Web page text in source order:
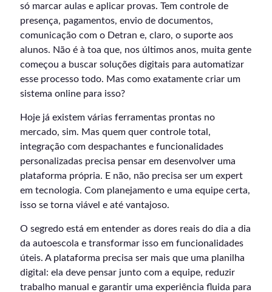
só marcar aulas e aplicar provas. Tem controle de
presença, pagamentos, envio de documentos,
comunicação com o Detran e, claro, o suporte aos
alunos. Não é à toa que, nos últimos anos, muita gente
começou a buscar soluções digitais para automatizar
esse processo todo. Mas como exatamente criar um
sistema online para isso?
Hoje já existem várias ferramentas prontas no
mercado, sim. Mas quem quer controle total,
integração com despachantes e funcionalidades
personalizadas precisa pensar em desenvolver uma
plataforma própria. E não, não precisa ser um expert
em tecnologia. Com planejamento e uma equipe certa,
isso se torna viável e até vantajoso.
O segredo está em entender as dores reais do dia a dia
da autoescola e transformar isso em funcionalidades
úteis. A plataforma precisa ser mais que uma planilha
digital: ela deve pensar junto com a equipe, reduzir
trabalho manual e garantir uma experiência fluida para